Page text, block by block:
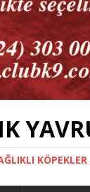
KÖPEKLER